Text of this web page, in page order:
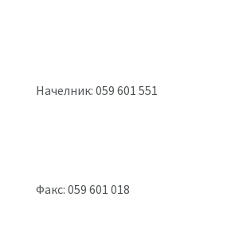
Начелник: 059 601 551
Факс: 059 601 018